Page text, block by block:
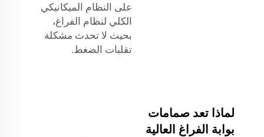
على النظام الميكانيكي
الكلي لنظام الفراغ،
بحيث لا تحدث مشكلة
تقلبات الضغط.
لماذا تعد صمامات
بوابة الفراغ العالية